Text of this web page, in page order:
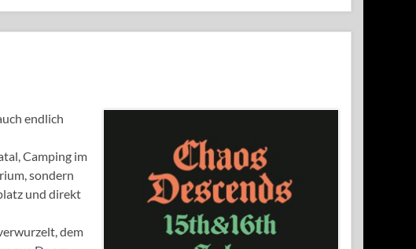
endlich
Camping im
sondern
und direkt
dem